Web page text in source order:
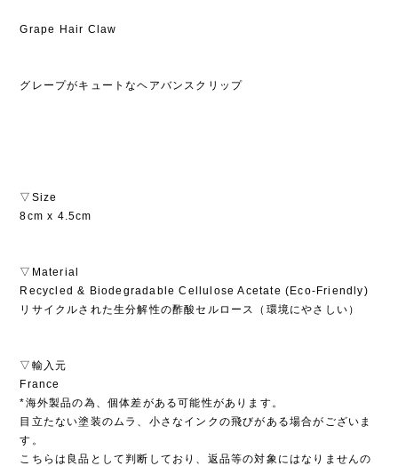
Grape Hair Claw
グレープがキュートなヘアバンスクリップ
▽Size
8cm x 4.5cm
▽Material
Recycled & Biodegradable Cellulose Acetate (Eco-Friendly)
リサイクルされた生分解性の酢酸セルロース（環境にやさしい）
▽輸入元
France
*海外製品の為、個体差がある可能性があります。
目立たない塗装のムラ、小さなインクの飛びがある場合がございま
す。
こちらは良品として判断しており、返品等の対象にはなりませんの